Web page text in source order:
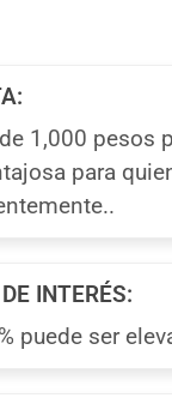
1,000 pesos
para
INTERÉS:
puede ser